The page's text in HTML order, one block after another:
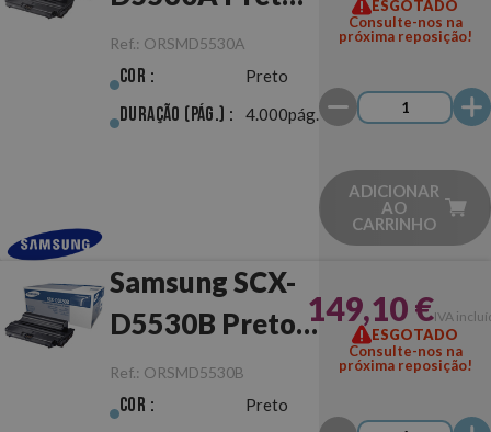
Original
Ref.: ORSMD5530A
Cor : Preto
Duração (pág.) : 4.000pág.
ESGOTADO
Consulte-nos na
próxima reposição!
ADICIONAR
AO
CARRINHO
Samsung SCX-
D5530B Preto
Original
Ref.: ORSMD5530B
Cor : Preto
149,10 €IVA
ESGOTADO
Consulte-nos na
próxima reposição!